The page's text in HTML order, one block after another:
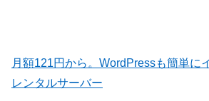
月額121円から。WordPressも簡単に
レンタルサーバー